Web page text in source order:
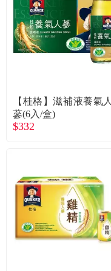
食品／健康食補
寵物
優惠活動
合作提案
購物流程
會員專區
優惠券查詢
登入
【桂格】滋補液養氣人
蔘(6入/盒)
$332